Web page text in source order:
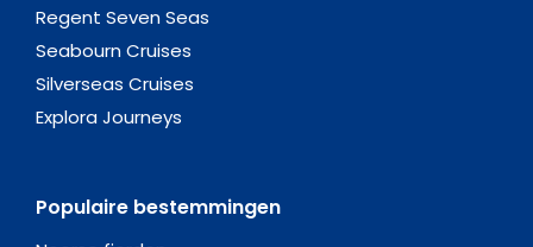
Regent Seven Seas
Seabourn Cruises
Silverseas Cruises
Explora Journeys
Populaire bestemmingen